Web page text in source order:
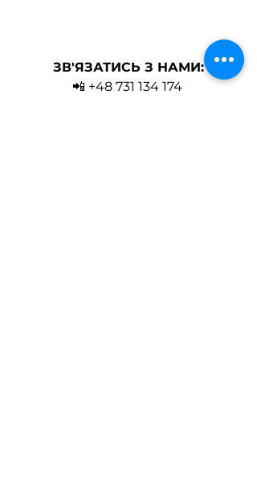
ЗВ'ЯЗАТИСЬ З НАМИ:
📲 +48 731 134 174